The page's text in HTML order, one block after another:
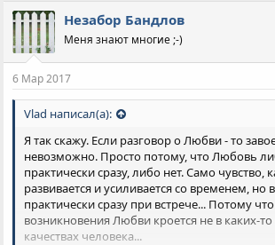
Незабор Бандлов
Меня знают многие ;-)
6 Мар 2017
Vlad написал(а):
Я так скажу. Если разговор о Любви - то
невозможно. Просто потому, что Любовь
практически сразу, либо нет. Само чувство,
развивается и усиливается со временем, но
практически сразу при встрече... Потому
возникновения Любви кроется не в каких-
качествах человека...